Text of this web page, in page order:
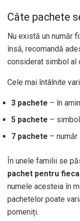
Câte pachete
Nu există un număr
însă, recomandă
considerat simbol al
Cele mai întâlnite
3 pachete – în
5 pachete –
7 pachete –
În unele familii se
pachet pentru
numele acesteia în
pachetelor poate
pomeniți.